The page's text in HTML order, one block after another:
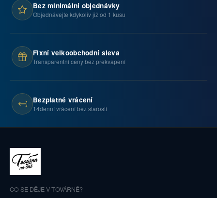
Bez minimální objednávky
Objednávejte kdykoliv již od 1 kusu
Fixní velkoobchodní sleva
Transparentní ceny bez překvapení
Bezplatné vrácení
14denní vrácení bez starostí
CO SE DĚJE V TOVÁRNĚ?